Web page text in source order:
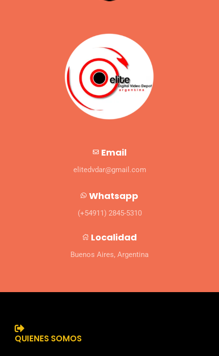
Email
elitedvdar@gmail.com
Whatsapp
(+54911) 2845-5310
Localidad
Buenos Aires, Argentina
QUIENES SOMOS